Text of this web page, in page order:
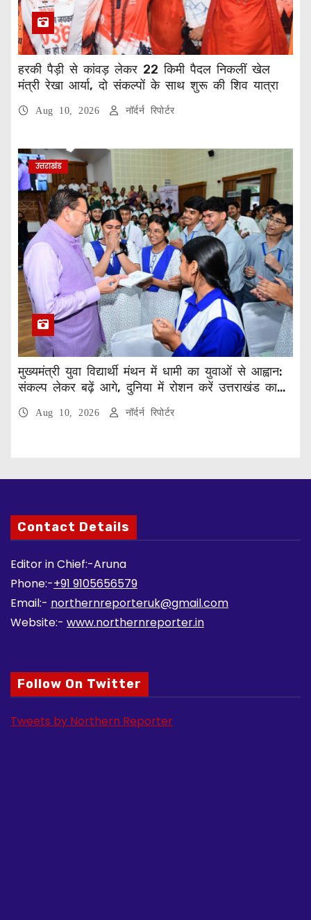
हरकी पैड़ी से कांवड़ लेकर 22 किमी पैदल निकलीं खेल
मंत्री रेखा आर्या, दो संकल्पों के साथ शुरू की शिव यात्रा
Aug 10, 2026 नॉर्दर्न रिपोर्टर
उत्तराखंड
मुख्यमंत्री युवा विद्यार्थी मंथन में धामी का युवाओं से आह्वान:
संकल्प लेकर बढ़ें आगे, दुनिया में रोशन करें उत्तराखंड का
Aug 10, 2026 नॉर्दर्न रिपोर्टर
Contact Details
Editor in Chief:-Aruna
Phone:-+91 9105656579
Email:- northernreporteruk@gmail.com
Website:- www.northernreporter.in
Follow On Twitter
Tweets by Northern Reporter